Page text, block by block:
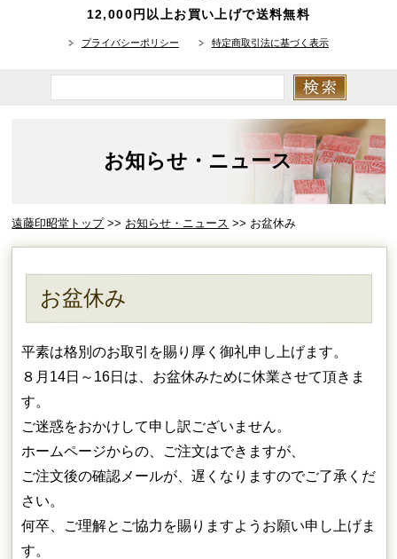
12,000円以上お買い上げで送料無料
プライバシーポリシー 特定商取引法に基づく表示
お知らせ・ニュース
遠藤印昭堂トップ>> お知らせ・ニュース >> お盆休み
お盆休み
平素は格別のお取引を賜り厚く御礼申し上げます。
８月14日～16日は、お盆休みために休業させて頂きま
す。
ご迷惑をおかけして申し訳ございません。
ホームページからの、ご注文はできますが、
ご注文後の確認メールが、遅くなりますのでご了承くだ
さい。
何卒、ご理解とご協力を賜りますようお願い申し上げま
す。